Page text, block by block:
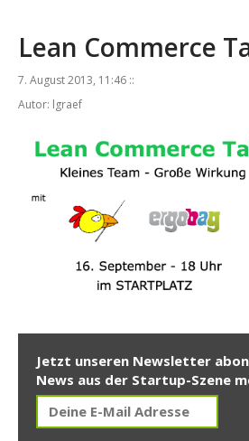
Lean Commerce
7. August 2013, 11:46 ::
Autor: lgraef
Jetzt unseren Newsletter
News aus der Startup-Szene